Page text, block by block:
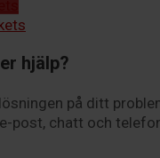
hjälp?
på ditt
post, chatt och